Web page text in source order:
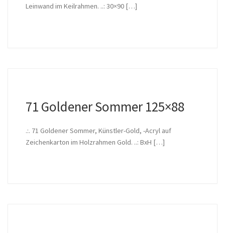
Leinwand im Keilrahmen. ..: 30×90 […]
71 Goldener Sommer 125×88
.:. 71 Goldener Sommer, Künstler-Gold, -Acryl auf
Zeichenkarton im Holzrahmen Gold. ..: BxH […]